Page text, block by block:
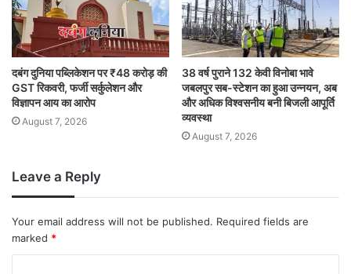
दबंग दुनिया पब्लिकेशन पर ₹48 करोड़ की
GST रिकवरी, फर्जी सर्कुलेशन और
विज्ञापन आय का आरोप
August 7, 2026
38 वर्ष पुराने 132 केवी विनोबा भावे
जबलपुर सब-स्टेशन का हुआ उन्नयन, अब
और अधिक विश्वसनीय बनी बिजली आपूर्ति
व्यवस्था
August 7, 2026
Leave a Reply
Your email address will not be published. Required fields are
marked *